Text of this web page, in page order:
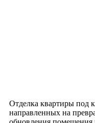
Отделка квартиры под
направленных на